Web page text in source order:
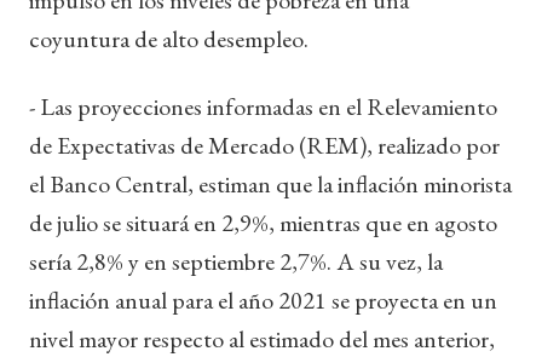
coyuntura de alto desempleo.
- Las proyecciones informadas en el Relevamiento
de Expectativas de Mercado (REM), realizado por
el Banco Central, estiman que la inflación minorista
de julio se situará en 2,9%, mientras que en agosto
sería 2,8% y en septiembre 2,7%. A su vez, la
inflación anual para el año 2021 se proyecta en un
nivel mayor respecto al estimado del mes anterior,